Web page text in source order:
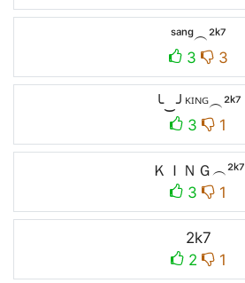
ˢᵃⁿᵍ︵²ᵏ⁷
3
3
╰‿╯ᴷᴵᴺᴳ︵²ᵏ⁷
3
1
ＫＩＮＧ︵²ᵏ⁷
3
1
2k7
2
1